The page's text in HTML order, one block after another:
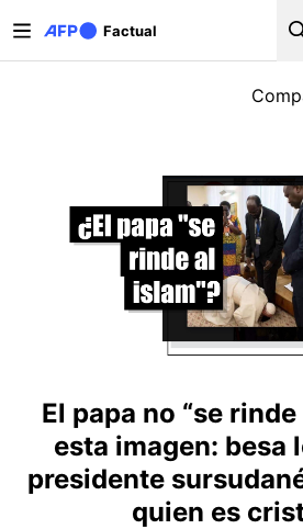
Factual
Solapas principales
El papa no “se
esta imagen: besa
presidente
quien es